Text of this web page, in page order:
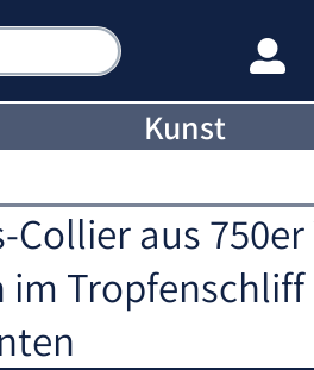

Kunst
Collier aus
im